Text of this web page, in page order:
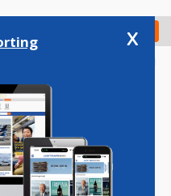
Check in
Vacatures
x